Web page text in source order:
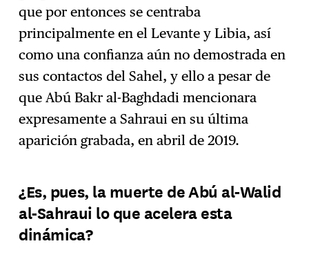
que por entonces se centraba
principalmente en el Levante y Libia, así
como una confianza aún no demostrada en
sus contactos del Sahel, y ello a pesar de
que Abú Bakr al-Baghdadi mencionara
expresamente a Sahraui en su última
aparición grabada, en abril de 2019.
¿Es, pues, la muerte de Abú al-Walid
al-Sahraui lo que acelera esta
dinámica?